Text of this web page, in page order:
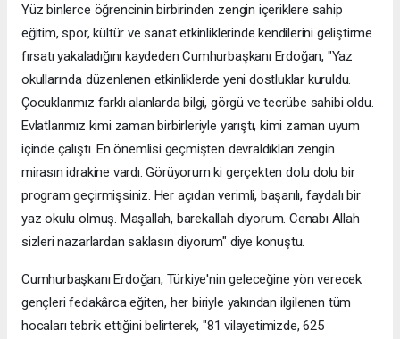
Yüz binlerce öğrencinin birbirinden zengin içeriklere sahip
eğitim, spor, kültür ve sanat etkinliklerinde kendilerini geliştirme
fırsatı yakaladığını kaydeden Cumhurbaşkanı Erdoğan, "Yaz
okullarında düzenlenen etkinliklerde yeni dostluklar kuruldu.
Çocuklarımız farklı alanlarda bilgi, görgü ve tecrübe sahibi oldu.
Evlatlarımız kimi zaman birbirleriyle yarıştı, kimi zaman uyum
içinde çalıştı. En önemlisi geçmişten devraldıkları zengin
mirasın idrakine vardı. Görüyorum ki gerçekten dolu dolu bir
program geçirmişsiniz. Her açıdan verimli, başarılı, faydalı bir
yaz okulu olmuş. Maşallah, barekallah diyorum. Cenabı Allah
sizleri nazarlardan saklasın diyorum" diye konuştu.
Cumhurbaşkanı Erdoğan, Türkiye'nin geleceğine yön verecek
gençleri fedakârca eğiten, her biriyle yakından ilgilenen tüm
hocaları tebrik ettiğini belirterek, "81 vilayetimizde, 625